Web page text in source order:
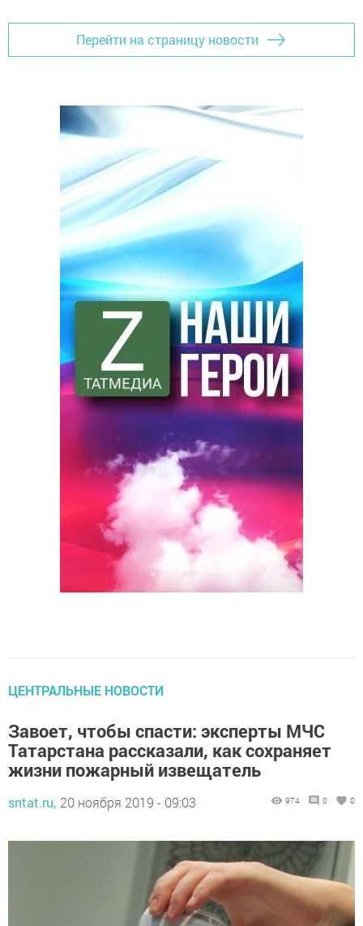
Перейти на страницу новости
ЦЕНТРАЛЬНЫЕ НОВОСТИ
Завоет, чтобы спасти: эксперты МЧС
Татарстана рассказали, как сохраняет
жизни пожарный извещатель
sntat.ru, 20 ноября 2019 - 09:03 974 0 0